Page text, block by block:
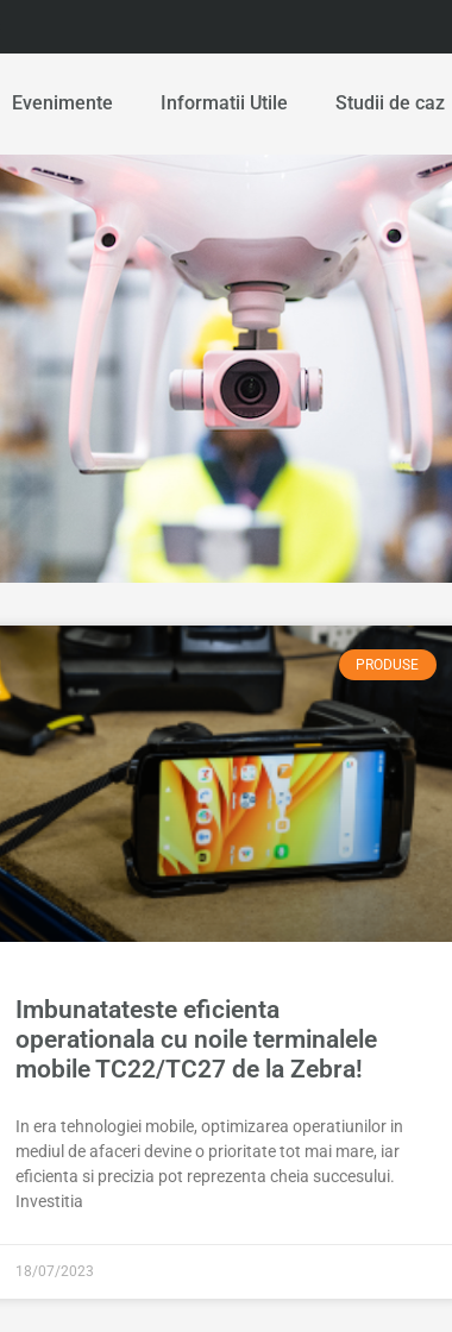
Evenimente Informatii Utile Studii de caz
PRODUSE
Imbunatateste eficienta
operationala cu noile terminalele
mobile TC22/TC27 de la Zebra!
In era tehnologiei mobile, optimizarea operatiunilor in
mediul de afaceri devine o prioritate tot mai mare, iar
eficienta si precizia pot reprezenta cheia succesului.
Investitia
18/07/2023